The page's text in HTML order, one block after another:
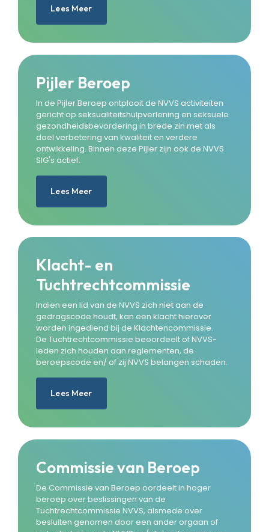
Lees Meer
Pijler Beroep
In de Pijler Beroep ontplooit de NVVS activiteiten
gericht op seksualiteitshulpverlening en seksuele
gezondheidsbevordering in brede zin met als
doel verbetering van kwaliteit en verdere
ontwikkeling. Binnen deze Pijler zijn ook de NVVS
SIG's actief.
Lees Meer
Klacht- en
Tuchtrechtcommissie
Indien een lid van de NVVS zich niet aan de
gedragscode houdt, kan een klacht hierover
worden ingediend bij de Klachtencommissie.
De Tuchtrechtcommissie beoordeelt of NVVS-
leden zich houden aan reglementen, de
beroepscode en/ of zij NVVS belangen schaden.
Lees Meer
Commissie van Beroep
De Commissie van Beroep oordeelt in hoger
beroep over beslissingen van de
Tuchtrechtcommissie NVVS, alsmede over
besluiten genomen door een ander orgaan of